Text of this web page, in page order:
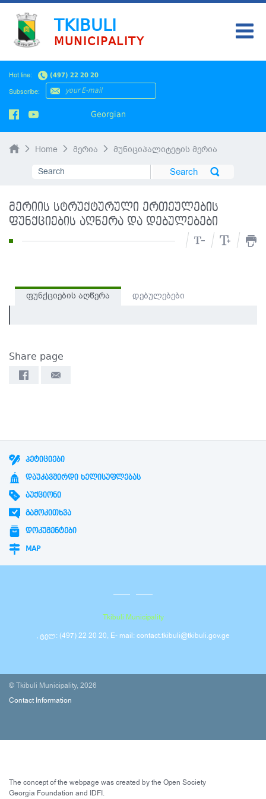
Hot line: (497) 22 20 20
Subscribe:
Georgian
TKIBULI
MUNICIPALITY
HOME
Home მერია მუნიციპალიტეტის მერია
მერიის სტრუქტურული ერთეულების
ფუნქციების აღწერა და დებულებები
ფუნქციების აღწერა დებულებები
Share page
ᲞᲔᲢᲘᲪᲘᲔᲑᲘ
ᲓᲐᲣᲙᲐᲕᲨᲘᲠᲓᲘ ᲮᲔᲚᲘᲡᲣᲤᲚᲔᲑᲐᲡ
ᲐᲣᲥᲪᲘᲝᲜᲘ
ᲒᲐᲛᲝᲙᲘᲗᲮᲕᲐ
ᲓᲝᲙᲣᲛᲔᲜᲢᲔᲑᲘ
MAP
Tkibuli Municipality
, ტელ: (497) 22 20 20, E- mail: contact.tkibuli@tkibuli.gov.ge
© Tkibuli Municipality, 2026
Contact Information
The concept of the webpage was created by the Open Society
Georgia Foundation and IDFI.